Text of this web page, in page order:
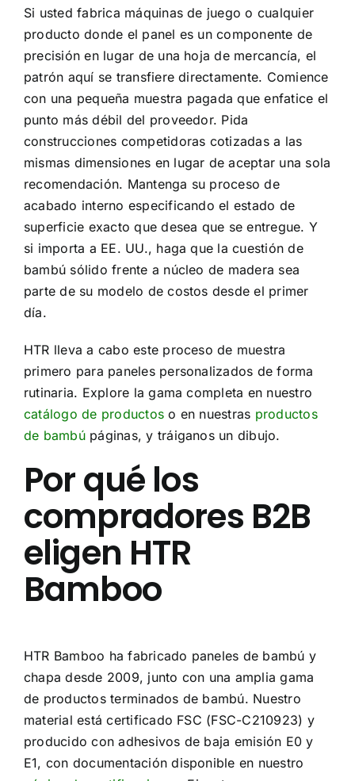
Si usted fabrica máquinas de juego o cualquier
producto donde el panel es un componente de
precisión en lugar de una hoja de mercancía, el
patrón aquí se transfiere directamente. Comience
con una pequeña muestra pagada que enfatice el
punto más débil del proveedor. Pida
construcciones competidoras cotizadas a las
mismas dimensiones en lugar de aceptar una sola
recomendación. Mantenga su proceso de
acabado interno especificando el estado de
superficie exacto que desea que se entregue. Y
si importa a EE. UU., haga que la cuestión de
bambú sólido frente a núcleo de madera sea
parte de su modelo de costos desde el primer
día.
HTR lleva a cabo este proceso de muestra
primero para paneles personalizados de forma
rutinaria. Explore la gama completa en nuestro
catálogo de productos o en nuestras productos
de bambúpáginas, y tráiganos un dibujo.
Por qué los
compradores B2B
eligen HTR
Bamboo
HTR Bamboo ha fabricado paneles de bambú y
chapa desde 2009, junto con una amplia gama
de productos terminados de bambú. Nuestro
material está certificado FSC (FSC-C210923) y
producido con adhesivos de baja emisión E0 y
E1, con documentación disponible en nuestro